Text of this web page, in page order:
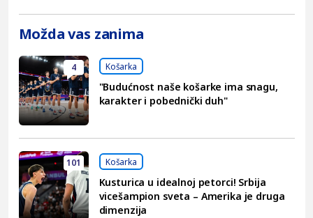
Možda vas zanima
4 Košarka
"Budućnost naše košarke ima snagu,
karakter i pobednički duh"
101 Košarka
Kusturica u idealnoj petorci! Srbija
vicešampion sveta – Amerika je druga
dimenzija